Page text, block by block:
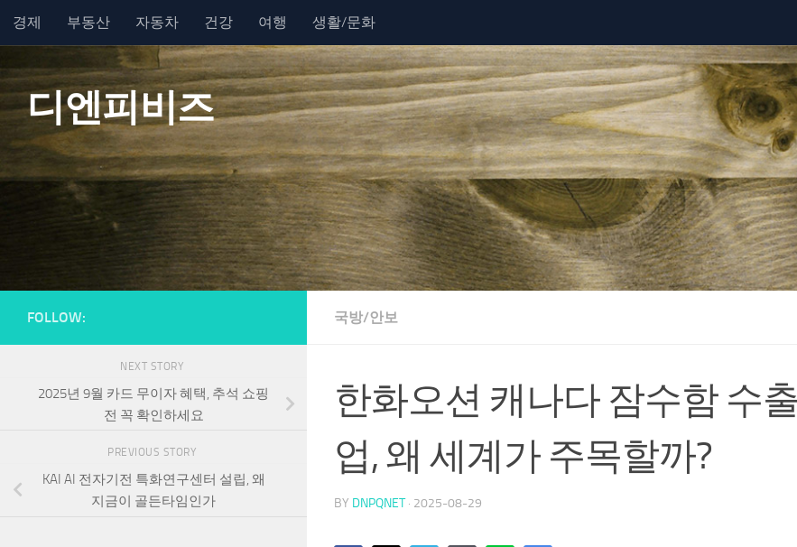
Skip to content
경제 부동산 자동차 건강 여행 생활/문화
디엔피비즈
국방/안보
한화오션 캐나다 잠수함 수출
업, 왜 세계가 주목할까?
BY DNPQNET · 2025-08-29
FOLLOW:
NEXT STORY
2025년 9월 카드 무이자 혜택, 추석 쇼핑
전 꼭 확인하세요
PREVIOUS STORY
KAI AI 전자기전 특화연구센터 설립, 왜
지금이 골든타임인가